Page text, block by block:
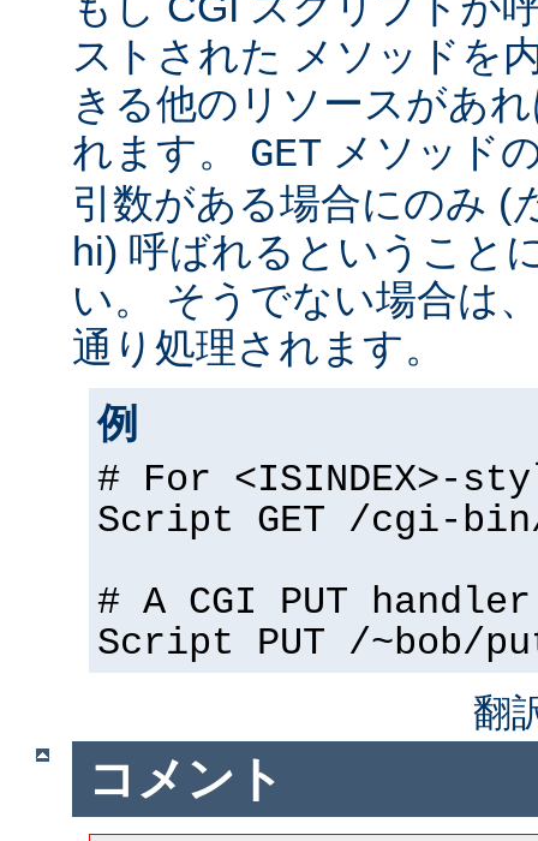
ストされた メソッドを
きる他のリソースがあ
れます。 GET メソッド
引数がある場合にのみ (
hi) 呼ばれるということ
い。 そうでない場合は
通り処理されます。
例
# For <ISINDEX>-
Script GET /cgi-
# A CGI PUT handler
Script PUT /~bob/
翻
コメント